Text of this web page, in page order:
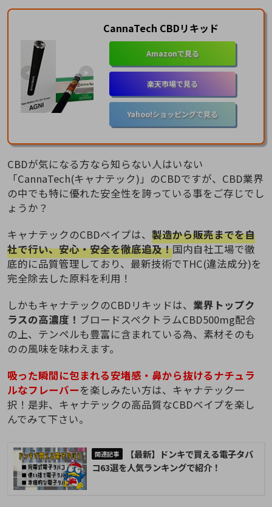
CannaTech CBDリキッド
Amazonで見る
楽天市場で見る
Yahoo!ショッピングで見る
CBDが気になる方なら知らない人はいない
「CannaTech(キャナテック)」のCBDですが、CBD業界
の中でも特に優れた安全性を誇っている事をご存じでし
ょうか？
キャナテックのCBDベイプは、 製造から販売までを自
社で行い、安心・安全を徹底追及！国内自社工場で徹
底的に品質管理しており、最新技術でTHC(違法成分)を
完全除去した原料を利用！
しかもキャナテックのCBDリキッドは、 業界トップク
ラスの高濃度！ ブロードスペクトラムCBD500mg配合
の上、テンペルも豊富に含まれている為、素材そのも
のの風味を味わえます。
吸った瞬間に包まれる安堵感・鼻から抜けるナチュラ
ルなフレーバーを楽しみたい方は、キャナテック一
択！是非、キャナテックの高品質なCBDベイプを楽し
んでみて下さい。
【最新】ドンキで買える電子タバ
コ63選を人気ランキングで紹介！